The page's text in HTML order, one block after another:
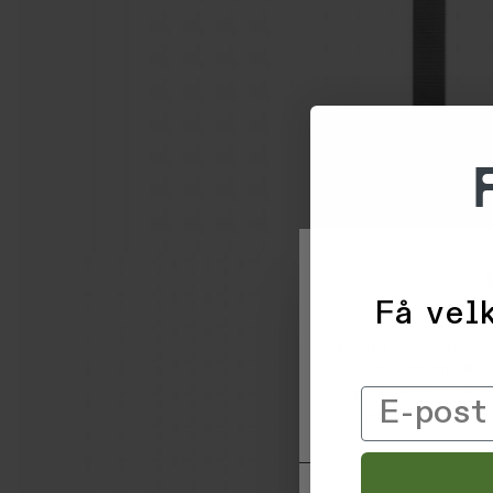
Vi og våre
trykke 'Godta',
til ved å klikke på
Få
Email